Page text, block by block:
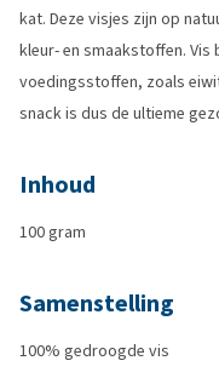
kat. Deze visjes zijn op
kleur- en smaakstoffen. Vis
voedingsstoffen, zoals
snack is dus de ultieme
Inhoud
100 gram
Samenstelling
100% gedroogde vis